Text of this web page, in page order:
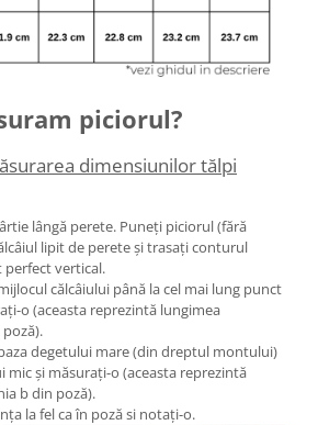
piciorul?
dimensiunilor tălpi
lângă perete. Puneți piciorul (fără
lipit de perete și trasați conturul
vertical.
călcâiului până la cel mai lung punct
o (aceasta reprezintă lungimea
degetului mare (din dreptul montului)
mic și măsurați-o (aceasta reprezintă
b din poză).
la fel ca în poză si notați-o.